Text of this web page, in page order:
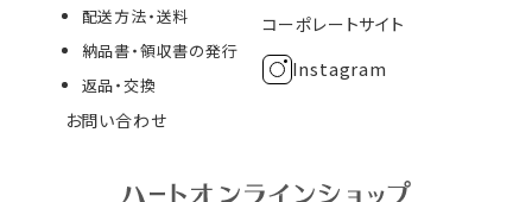
配送方法・送料
納品書・領収書の発行
返品・交換
お問い合わせ
コーポレートサイト
Instagram